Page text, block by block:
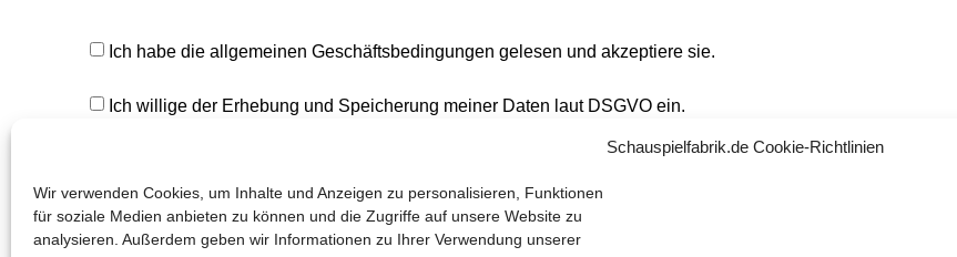
Schauspielfabrik.de Cookie-Richtlinien
Wir verwenden Cookies, um Inhalte und Anzeigen zu personalisieren, Funktionen
für soziale Medien anbieten zu können und die Zugriffe auf unsere Website zu
analysieren. Außerdem geben wir Informationen zu Ihrer Verwendung unserer
Ich habe die allgemeinen Geschäftsbedingungen gelesen und akzeptiere sie.
Ich willige der Erhebung und Speicherung meiner Daten laut DSGVO ein.